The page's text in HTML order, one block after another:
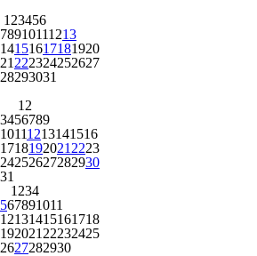
1 23456
78910111213
14151617181920
21 222324252627
28293031
1 2
3456789
10111213141516
1718192021 2223
24252627282930
31
1 234
567891011
12131415161718
192021 22232425
2627282930